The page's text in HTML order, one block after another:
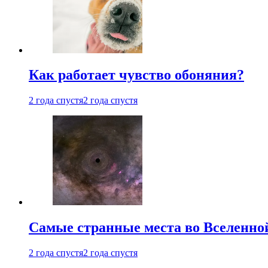
Как работает чувство обоняния?
2 года спустя2 года спустя
Самые странные места во
2 года спустя2 года спустя